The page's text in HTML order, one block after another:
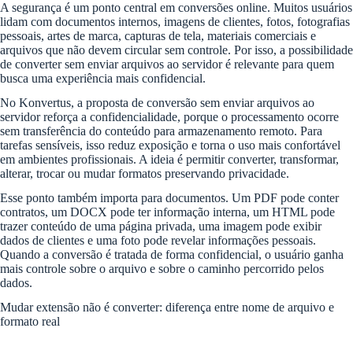
A segurança é um ponto central em conversões online. Muitos usuários
lidam com documentos internos, imagens de clientes, fotos, fotografias
pessoais, artes de marca, capturas de tela, materiais comerciais e
arquivos que não devem circular sem controle. Por isso, a possibilidade
de converter sem enviar arquivos ao servidor é relevante para quem
busca uma experiência mais confidencial.
No Konvertus, a proposta de conversão sem enviar arquivos ao
servidor reforça a confidencialidade, porque o processamento ocorre
sem transferência do conteúdo para armazenamento remoto. Para
tarefas sensíveis, isso reduz exposição e torna o uso mais confortável
em ambientes profissionais. A ideia é permitir converter, transformar,
alterar, trocar ou mudar formatos preservando privacidade.
Esse ponto também importa para documentos. Um PDF pode conter
contratos, um DOCX pode ter informação interna, um HTML pode
trazer conteúdo de uma página privada, uma imagem pode exibir
dados de clientes e uma foto pode revelar informações pessoais.
Quando a conversão é tratada de forma confidencial, o usuário ganha
mais controle sobre o arquivo e sobre o caminho percorrido pelos
dados.
Mudar extensão não é converter: diferença entre nome de arquivo e
formato real